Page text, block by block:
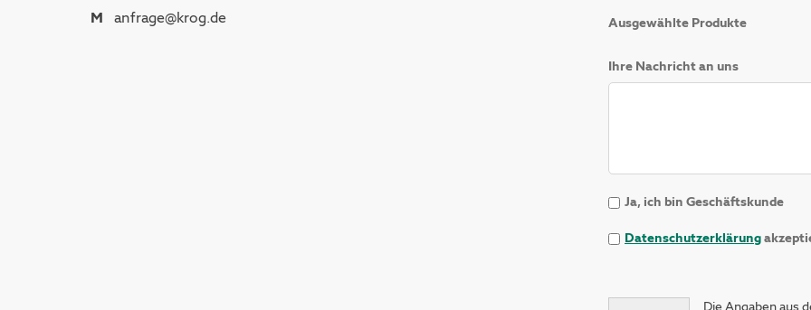
M anfrage@krog.de Ausgewählte Produkte
Ihre Nachricht an uns
Ja, ich bin Geschäftskunde
Datenschutzerklärung
Die Angaben aus